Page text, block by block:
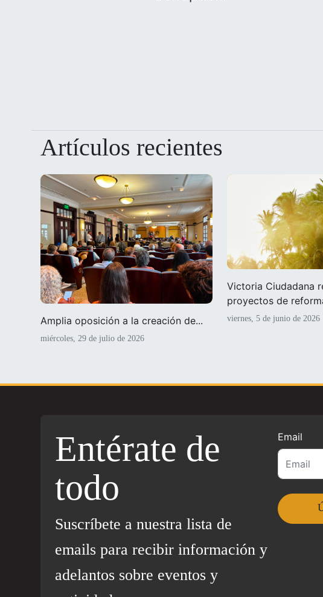
Artículos recientes
Amplia oposición a la creación de...
miércoles, 29 de julio de 2026
Victoria Ciudadana
proyectos de
viernes, 5 de junio de 2026
Entérate de
todo
Suscríbete a nuestra lista de
emails para recibir información y
adelantos sobre eventos y
Email